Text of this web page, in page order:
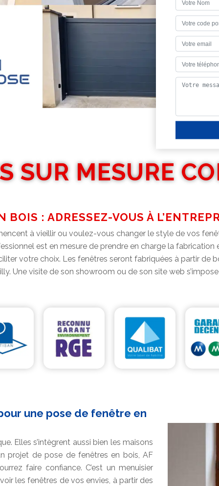
SUR MESURE
BOIS : ADRESSEZ-VOUS À
à vieillir ou voulez-vous changer le style de vos
est en mesure de prendre en charge la
votre choix. Les fenêtres seront fabriquées à partir de
Une visite de son showroom ou de son site web
une pose de fenêtre en
Elles s’intègrent aussi bien les maisons
projet de pose de fenêtres en bois, AF
faire confiance. C’est un menuisier
les fenêtres de vos envies, à partir des